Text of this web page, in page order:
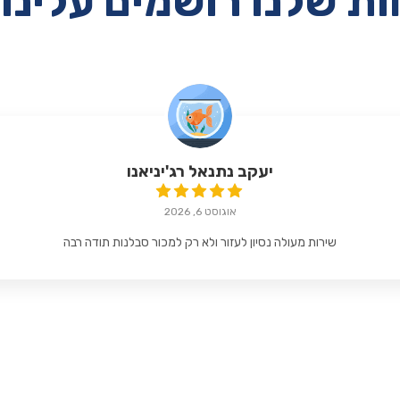
יעקב נתנאל רג'יניאנו
אוגוסט 6, 2026
שירות מעולה נסיון לעזור ולא רק למכור סבלנות תודה רבה